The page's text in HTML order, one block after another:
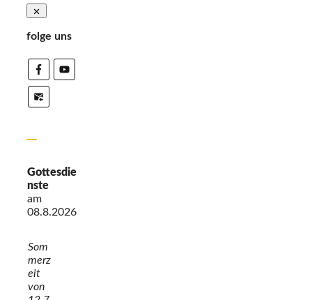
folge uns
Gottesdie
nste
am
08.8.2026
Som
merz
eit
von